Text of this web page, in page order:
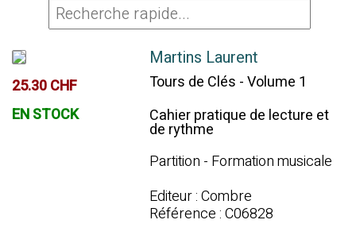
25.30 CHF
EN STOCK
Martins Laurent
Tours de Clés - Volume 1
Cahier pratique de lecture et
de rythme
Partition - Formation musicale
Editeur : Combre
Référence : C06828